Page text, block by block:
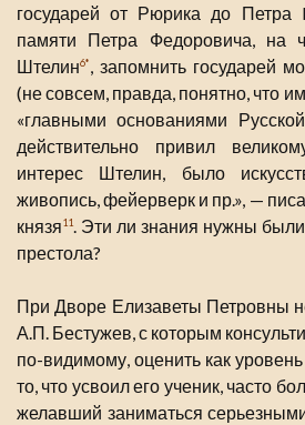
государей от Рюрика до Петра
памяти Петра Федоровича, на
Штелин6*
, запомнить государей
(не совсем, правда, понятно, что
«главными основаниями
действительно привил
интерес Штелин, было
живопись, фейерверк и пр.», —
князя11. Эти ли знания нужны были
престола?
При Дворе Елизаветы Петровны
А.П. Бестужев, с которым
по-видимому, оценить как
то, что усвоил его ученик, часто
желавший заниматься